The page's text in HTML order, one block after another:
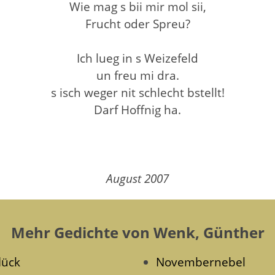
Wie mag s bii mir mol sii,
Frucht oder Spreu?
Ich lueg in s Weizefeld
un freu mi dra.
s isch weger nit schlecht bstellt!
Darf Hoffnig ha.
August 2007
Mehr Gedichte von Wenk, Günther
Novembernebel